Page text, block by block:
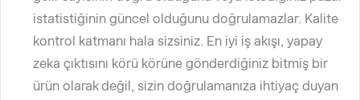
istatistiğinin güncel olduğunu doğrulamazlar. Kalite
kontrol katmanı hala sizsiniz. En iyi iş akışı, yapay
zeka çıktısını körü körüne gönderdiğiniz bitmiş bir
ürün olarak değil, sizin doğrulamanıza ihtiyaç duyan